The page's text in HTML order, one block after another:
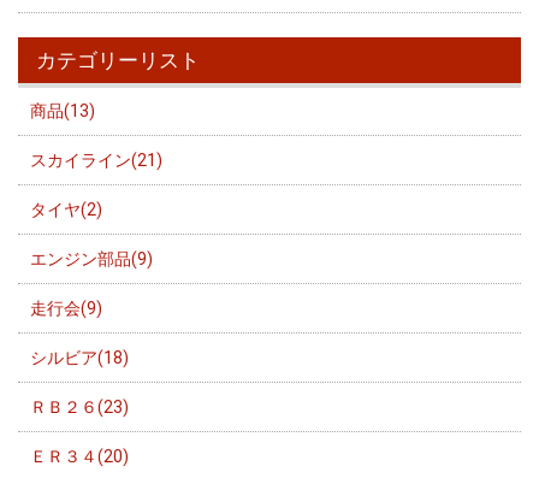
カテゴリーリスト
商品(13)
スカイライン(21)
タイヤ(2)
エンジン部品(9)
走行会(9)
シルビア(18)
ＲＢ２６(23)
ＥＲ３４(20)